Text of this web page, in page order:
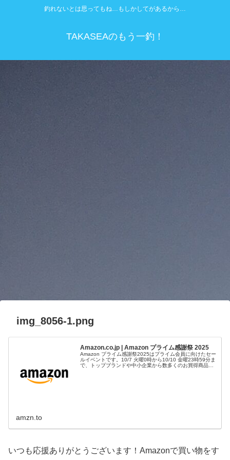
釣れないとは思ってもね…もしかしてがあるから…
TAKASEAのもう一釣！
img_8056-1.png
Amazon.co.jp | Amazon プライム感謝祭 2025
Amazon プライム感謝祭2025はプライム会員に向けたセー
ルイベントです。10/7 火曜0時から10/10 金曜23時59分ま
で、トップブランドや中小企業から数多くのお買得商品が
amzn.to
いつも応援ありがとうございます！Amazonで買い物をす